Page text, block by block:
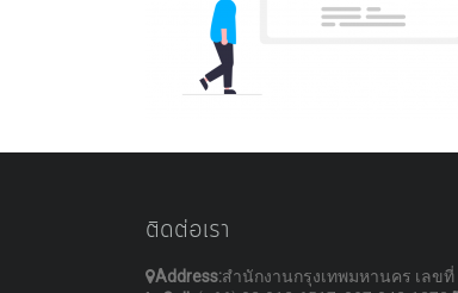
ติดต่อเรา
Address:สำนักงานกรุงเทพมหานคร เลข